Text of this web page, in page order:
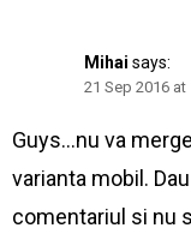
Mihai says:
21 Sep 2016 at
Guys…nu va
varianta mobil.
comentariul si nu